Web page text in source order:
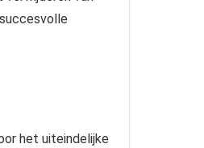
het uiteindelijke